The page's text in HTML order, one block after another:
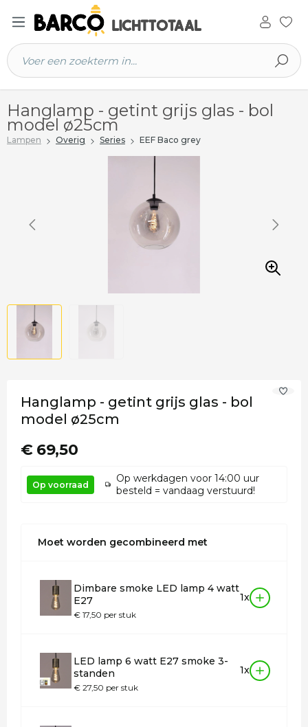
hoofdinhoud
Hanglamp - getint grijs glas - bol
model ø25cm
Lampen Overig Series EEF Baco grey
Hanglamp - getint grijs glas - bol
model ø25cm
€ 69,50
Op voorraad
Op werkdagen voor 14:00 uur
besteld = vandaag verstuurd!
Moet worden gecombineerd met
Dimbare smoke LED lamp 4 watt
E27
€ 17,50 per stuk
1x
LED lamp 6 watt E27 smoke 3-
standen
€ 27,50 per stuk
1x